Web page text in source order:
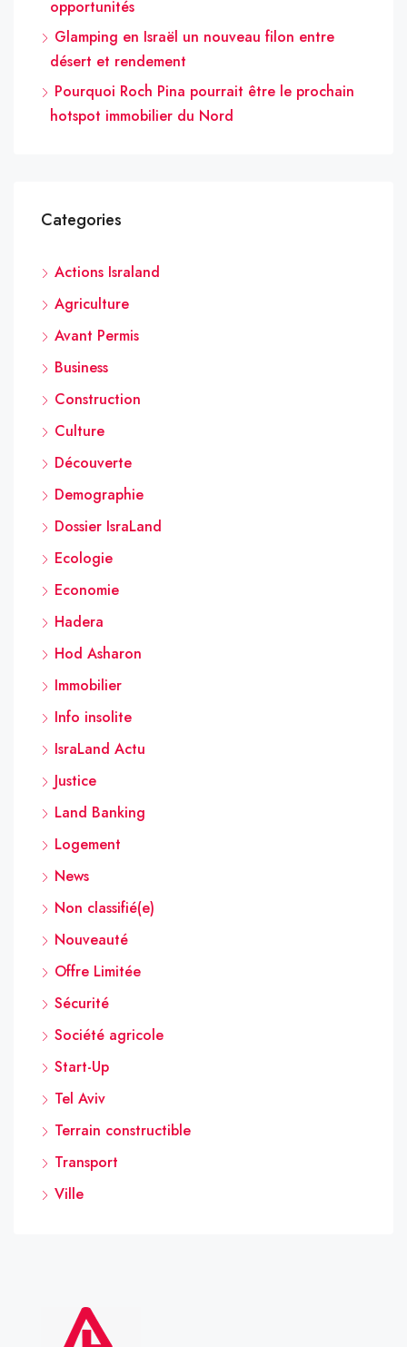
opportunités
Glamping en Israël un nouveau filon entre
désert et rendement
Pourquoi Roch Pina pourrait être le prochain
hotspot immobilier du Nord
Categories
Actions Israland
Agriculture
Avant Permis
Business
Construction
Culture
Découverte
Demographie
Dossier IsraLand
Ecologie
Economie
Hadera
Hod Asharon
Immobilier
Info insolite
IsraLand Actu
Justice
Land Banking
Logement
News
Non classifié(e)
Nouveauté
Offre Limitée
Sécurité
Société agricole
Start-Up
Tel Aviv
Terrain constructible
Transport
Ville